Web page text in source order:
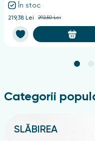
diferite orașe din
Unguente
Chisinau și MD:
Unguentele pentru
reducerii edemelor și
traumatisme, lovituri,
În stoc
219,38 Lei 292,50 Lei
Categorii
SLĂBIREA